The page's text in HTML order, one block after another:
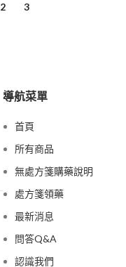
2 3
導航菜單
首頁
所有商品
無處方箋購藥說明
處方箋領藥
最新消息
問答Q&A
認識我們